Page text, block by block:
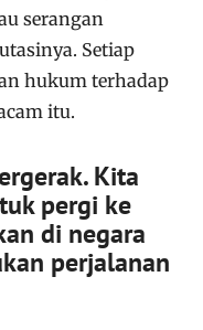
serangan
Setiap
hukum terhadap
itu.
Kita
pergi ke
di negara
perjalanan